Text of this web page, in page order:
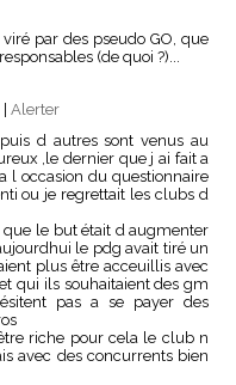
par des pseudo GO, que
(de quoi ?)...
| Alerter
d autres sont venus au
,le dernier que j ai fait a
l occasion du questionnaire
ou je regrettait les clubs d
le but était d augmenter
le pdg avait tiré un
plus être acceuillis avec
qui ils souhaitaient des gm
pas a se payer des
riche pour cela le club n
avec des concurrents bien